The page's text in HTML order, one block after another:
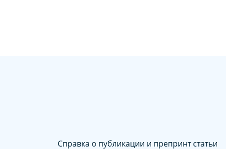
Справка о публикации и препринт статьи